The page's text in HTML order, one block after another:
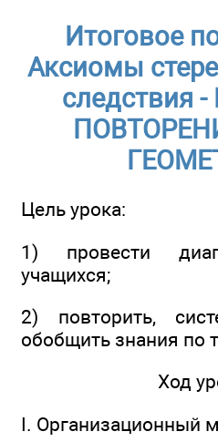
Итоговое
Аксиомы
следствия
Цель урока:
1) провести
учащихся;
2) повторить,
обобщить знания по
Ход
I. Организационный